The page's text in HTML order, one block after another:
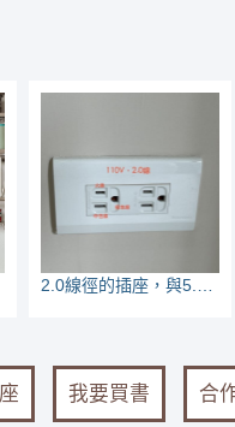
我要買書 合